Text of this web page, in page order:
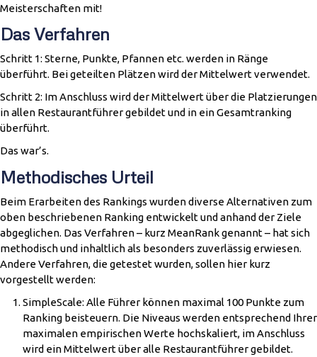
Meisterschaften mit!
Das Verfahren
Schritt 1: Sterne, Punkte, Pfannen etc. werden in Ränge
überführt. Bei geteilten Plätzen wird der Mittelwert verwendet.
Schritt 2: Im Anschluss wird der Mittelwert über die Platzierungen
in allen Restaurantführer gebildet und in ein Gesamtranking
überführt.
Das war’s.
Methodisches Urteil
Beim Erarbeiten des Rankings wurden diverse Alternativen zum
oben beschriebenen Ranking entwickelt und anhand der Ziele
abgeglichen. Das Verfahren – kurz MeanRank genannt – hat sich
methodisch und inhaltlich als besonders zuverlässig erwiesen.
Andere Verfahren, die getestet wurden, sollen hier kurz
vorgestellt werden:
SimpleScale: Alle Führer können maximal 100 Punkte zum
Ranking beisteuern. Die Niveaus werden entsprechend Ihrer
maximalen empirischen Werte hochskaliert, im Anschluss
wird ein Mittelwert über alle Restaurantführer gebildet.